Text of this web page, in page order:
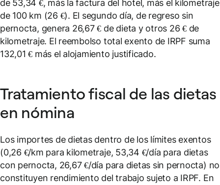
de 53,34 €, más la factura del hotel, más el kilometraje
de 100 km (26 €). El segundo día, de regreso sin
pernocta, genera 26,67 € de dieta y otros 26 € de
kilometraje. El reembolso total exento de IRPF suma
132,01 € más el alojamiento justificado.
Tratamiento fiscal de las dietas
en nómina
Los importes de dietas dentro de los límites exentos
(0,26 €/km para kilometraje, 53,34 €/día para dietas
con pernocta, 26,67 €/día para dietas sin pernocta) no
constituyen rendimiento del trabajo sujeto a IRPF. En